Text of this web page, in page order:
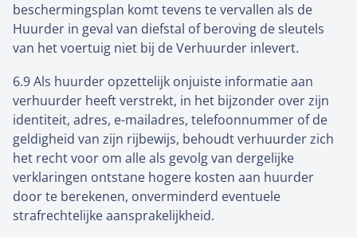
beschermingsplan komt tevens te vervallen als de
Huurder in geval van diefstal of beroving de sleutels
van het voertuig niet bij de Verhuurder inlevert.
6.9 Als huurder opzettelijk onjuiste informatie aan
verhuurder heeft verstrekt, in het bijzonder over zijn
identiteit, adres, e-mailadres, telefoonnummer of de
geldigheid van zijn rijbewijs, behoudt verhuurder zich
het recht voor om alle als gevolg van dergelijke
verklaringen ontstane hogere kosten aan huurder
door te berekenen, onverminderd eventuele
strafrechtelijke aansprakelijkheid.